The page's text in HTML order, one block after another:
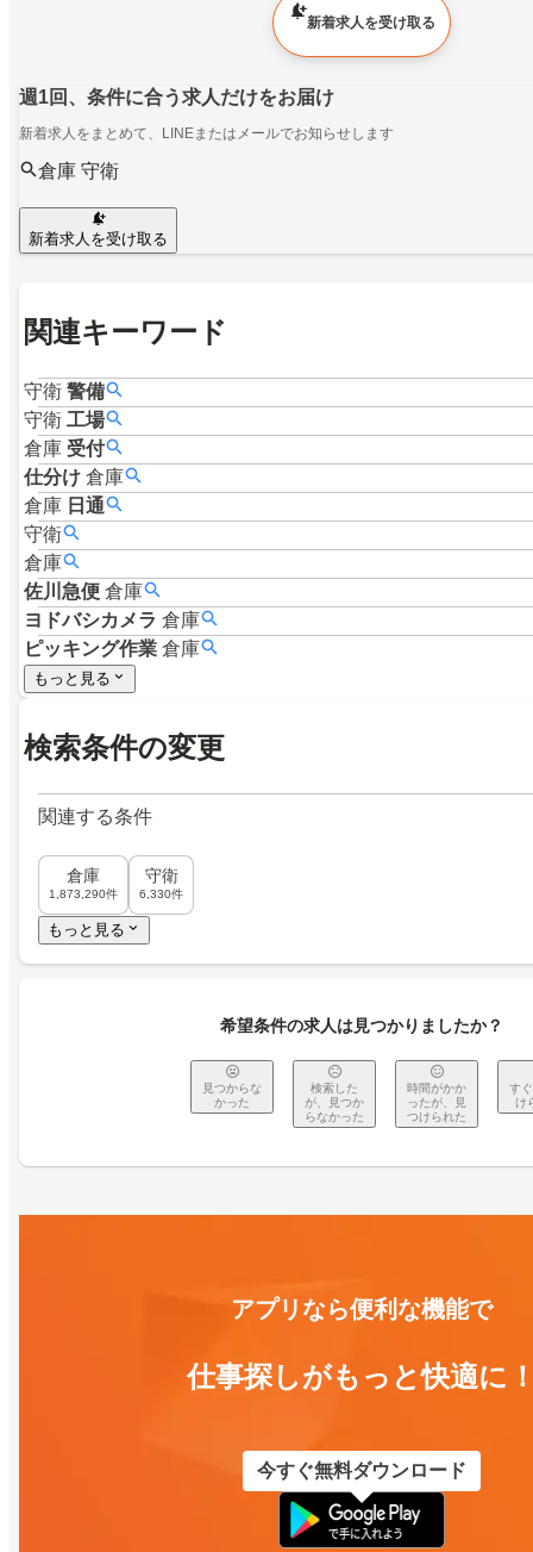
新着求人を受け取る
週1回、条件に合う求人だけをお届け
新着求人をまとめて、LINEまたはメールでお知らせします
倉庫 守衛
新着求人を受け取る
関連キーワード
守衛 警備
守衛 工場
倉庫 受付
仕分け 倉庫
倉庫 日通
守衛
倉庫
佐川急便 倉庫
ヨドバシカメラ 倉庫
ピッキング作業 倉庫
もっと見る
検索条件の変更
関連する条件
倉庫
1,873,290件
守衛
6,330件
もっと見る
希望条件の求人は見つかりましたか？
見つからな
かった
検索した
が、見つか
らなかった
時間がかか
ったが、見
つけられた
す
け
アプリなら便利な機能で
仕事探しがもっと快適に
今すぐ無料ダウンロード